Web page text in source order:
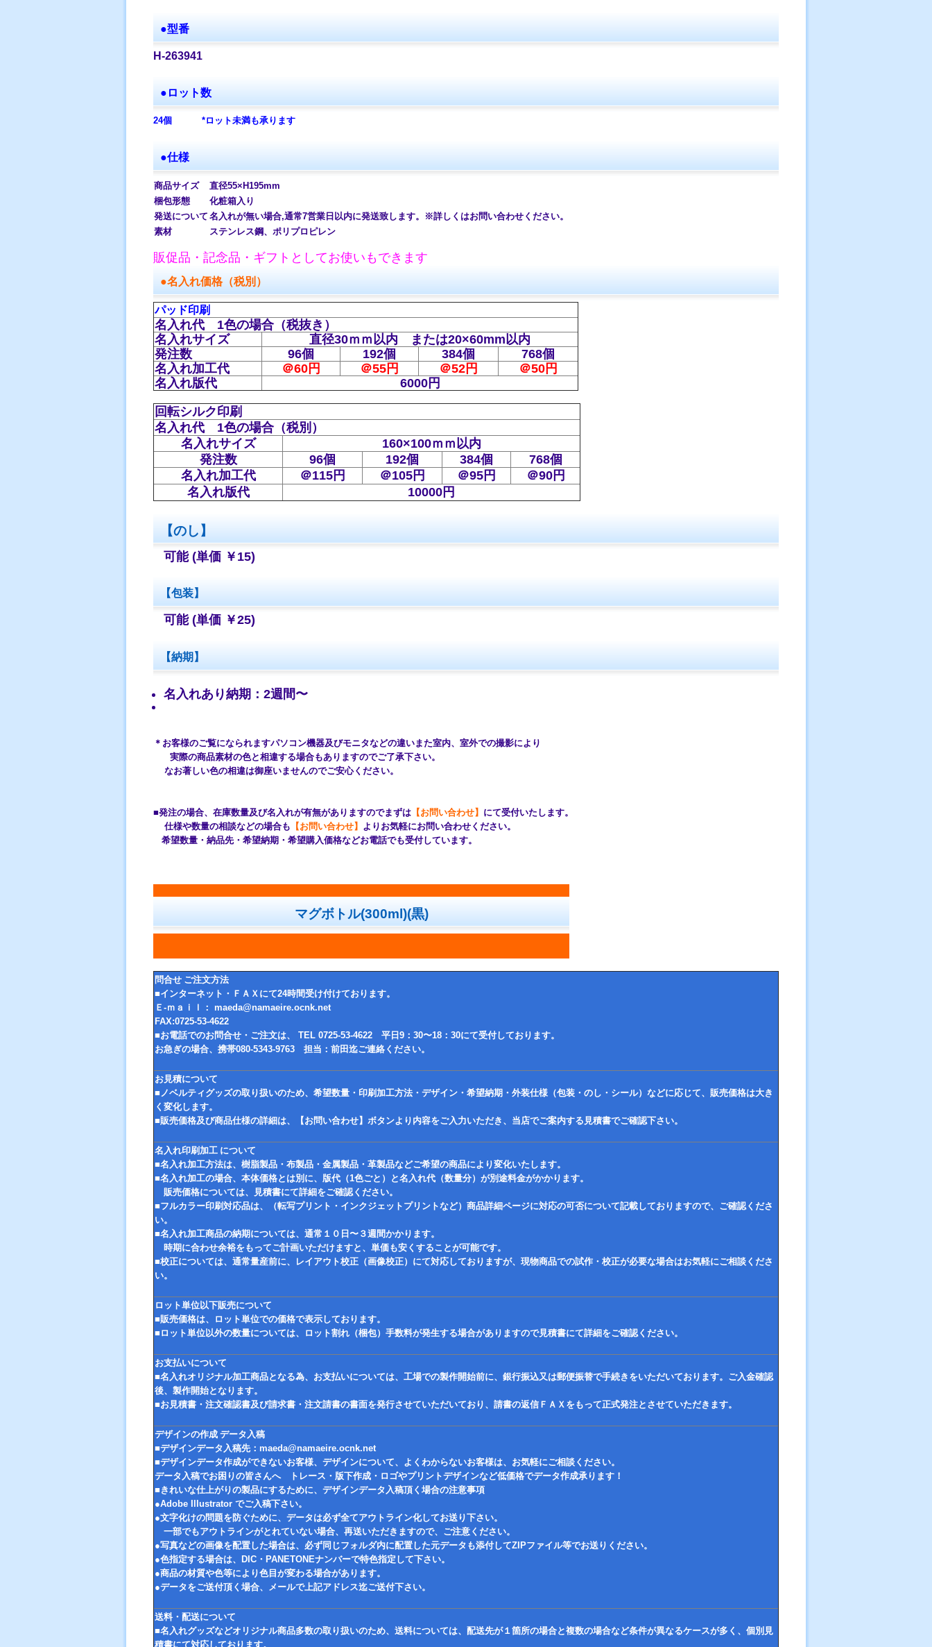
●型番
H-263941
●ロット数
24個 *ロット未満も承ります
●仕様
商品サイズ
直径55×H195mm
梱包形態
化粧箱入り
発送について 名入れが無い場合,通常7営業日以内に発送致します。※詳しくはお問い合わせください。
素材
ステンレス鋼、ポリプロピレン
販促品・記念品・ギフトとしてお使いもできます
●名入れ価格（税別）
パッド印刷
名入れ代 1色の場合（税抜き）
名入れサイズ
直径30ｍｍ以内 または20×60mm以内
発注数
96個 192個 384個
768個
名入れ加工代
＠60円 ＠55円 ＠52円 ＠50 円
名入れ版代
6000円
回転シルク印刷
名入れ代 1色の場合（税別）
名入れサイズ
160×100ｍｍ以内
発注数
96個 192個 384個
768個
名入れ加工代
＠115円 ＠105円 ＠95円 ＠90円
名入れ版代
10000円
【のし】
可能 (単価 ￥15)
【包装】
可能 (単価 ￥25)
【納期】
名入れあり納期：2週間〜
＊お客様のご覧になられますパソコン機器及びモニタなどの違いまた室内、室外での撮影により
実際の商品素材の色と相違する場合もありますのでご了承下さい。
なお著しい色の相違は御座いませんのでご安心ください。
■発注の場合、在庫数量及び名入れが有無がありますのでまずは 【お問い合わせ】 にて受付いたします。
仕様や数量の相談などの場合も 【お問い合わせ】 よりお気軽にお問い合わせください。
希望数量・納品先・希望納期・希望購入価格などお電話でも受付しています。
マグボトル(300ml)(黒)
問合せ ご注文方法
■インターネット・ＦＡＸにて24時間受け付けております。
Ｅ-ｍａｉｌ： maeda@namaeire.ocnk.net
FAX:0725-53-4622
■お電話でのお問合せ・ご注文は、 TEL 0725-53-4622 平日9：30〜18：30にて受付しております。
お急ぎの場合、携帯080-5343-9763 担当：前田迄ご連絡ください。
お見積について
■ノベルティグッズの取り扱いのため、希望数量・印刷加工方法・デザイン・希望納期・外装仕様（包装・のし・シール）などに応じて、販売価格は大き
く変化します。
■販売価格及び商品仕様の詳細は、【お問い合わせ】ボタンより内容をご入力いただき、当店でご案内する見積書でご確認下さい。
名入れ印刷加工 について
■名入れ加工方法は、樹脂製品・布製品・金属製品・革製品などご希望の商品により変化いたします。
■名入れ加工の場合、本体価格とは別に、版代（1色ごと）と名入れ代（数量分）が別途料金がかかります。
販売価格については、見積書にて詳細をご確認ください。
■フルカラー印刷対応品は、（転写プリント・インクジェットプリントなど）商品詳細ページに対応の可否について記載しておりますので、ご確認くださ
い。
■名入れ加工商品の納期については、通常１０日〜３週間かかります。
時期に合わせ余裕をもってご計画いただけますと、単価も安くすることが可能です。
■校正については、通常量産前に、レイアウト校正（画像校正）にて対応しておりますが、現物商品での試作・校正が必要な場合はお気軽にご相談くださ
い。
ロット単位以下販売について
■販売価格は、ロット単位での価格で表示しております。
■ロット単位以外の数量については、ロット割れ（梱包）手数料が発生する場合がありますので見積書にて詳細をご確認ください。
お支払いについて
■名入れオリジナル加工商品となる為、お支払いについては、工場での製作開始前に、銀行振込又は郵便振替で手続きをいただいております。ご入金確認
後、製作開始となります。
■お見積書・注文確認書及び請求書・注文請書の書面を発行させていただいており、請書の返信ＦＡＸをもって正式発注とさせていただきます。
デザインの作成 データ入稿
■デザインデータ入稿先： maeda@namaeire.ocnk.net
■デザインデータ作成ができないお客様、デザインについて、よくわからないお客様は、お気軽にご相談ください。
データ入稿でお困りの皆さんへ トレース・版下作成・ロゴやプリントデザインなど低価格でデータ作成承ります！
■きれいな仕上がりの製品にするために、デザインデータ入稿頂く場合の注意事項
●Adobe Illustrator でご入稿下さい。
●文字化けの問題を防ぐために、データは必ず全てアウトライン化してお送り下さい。
一部でもアウトラインがとれていない場合、再送いただきますので、ご注意ください。
●写真などの画像を配置した場合は、必ず同じフォルダ内に配置した元データも添付してZIPファイル等でお送りください。
●色指定する場合は、DIC・PANETONEナンバーで特色指定して下さい。
●商品の材質や色等により色目が変わる場合があります。
●データをご送付頂く場合、メールで上記アドレス迄ご送付下さい。
送料・配送について
■名入れグッズなどオリジナル商品多数の取り扱いのため、送料については、配送先が１箇所の場合と複数の場合など条件が異なるケースが多く、個別見
積書にて対応しております。